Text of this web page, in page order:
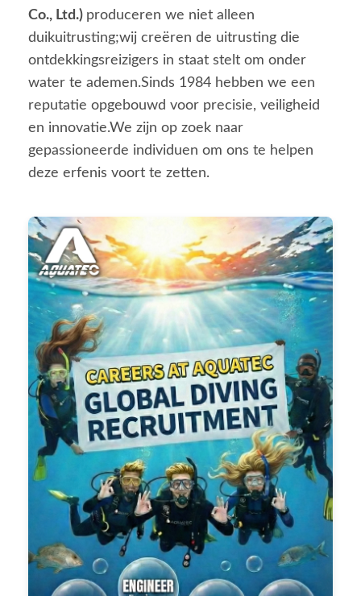
Co., Ltd.) produceren we niet alleen
duikuitrusting;wij creëren de uitrusting die
ontdekkingsreizigers in staat stelt om onder
water te ademen.Sinds 1984 hebben we een
reputatie opgebouwd voor precisie, veiligheid
en innovatie.We zijn op zoek naar
gepassioneerde individuen om ons te helpen
deze erfenis voort te zetten.